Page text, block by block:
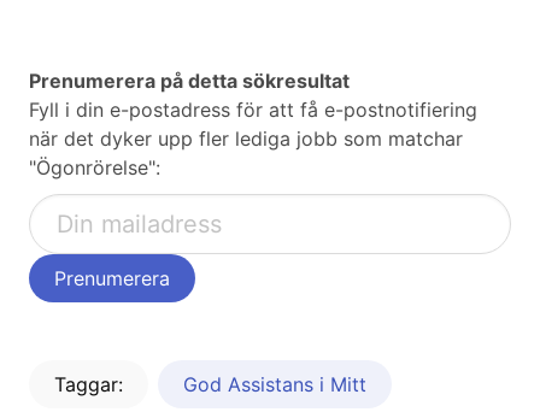
Prenumerera på detta sökresultat
Fyll i din e-postadress för att få e-postnotifiering
när det dyker upp fler lediga jobb som matchar
"Ögonrörelse":
Taggar: God Assistans i Mitt